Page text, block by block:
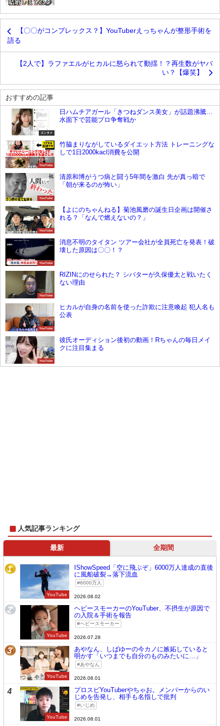
【〇〇がコンプレックス？】YouTuberえっちゃんが整形手術を
語る
【2人で】ラファエルがヒカルに怒られて動揺！？再生数がヤバ
い？【爆笑】
おすすめの記事
エンタメ
日ハムチアガール「きつねダンス美女」が話題沸騰…
水面下で芸能プロ争奪戦か
YouTube
竹脇まりながしているダイエット方法 トレーニングな
しで1日2000kacl消費を公開
YouTube
清原和博がうつ病と闘う5年間を激白 先が真っ暗で
「朝が来るのが怖い」
YouTube
【よにのちゃんねる】菊池風磨の誕生日企画は開催さ
れる？「なんで燃えないの？」
YouTube
消息不明のタイタン ツアー会社が全員死亡を発表！破
壊した原因は〇〇！？
YouTube
RIZINにのせられた？ シバターが久保優太と戦いたく
ない理由
YouTube
ヒカルが自身の名前を使った詐欺に注意喚起 犯人名も
公表
YouTube
彼氏オーディション後初の動画！Rちゃんの毎日メイ
クに注目集まる
人気記事ランキング
最新 全期間
1
YouTube
IShowSpeed「空に飛ぶぞ」6000万人達成の直後
に風船破裂→落下流血
6000万人
2026.08.02
2
YouTube
ヘビースモーカーのYouTuber、不摂生が原因で
の入院＆手術を報告
ヘビースモーカー
2026.07.28
3
YouTube
あやなん、しばゆーの今カノに嫉妬していると
明かす「いつまでも自分のものみたいに…」
あやなん
2026.08.01
4
YouTube
プロスピYouTuberやちゃお。メンバーからのい
じめを告発し、相手も名指しで批判
いじめ
2026.08.01